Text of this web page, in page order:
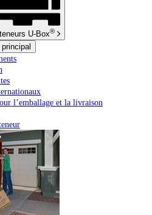
U-Box®
l’emballage et la livraison